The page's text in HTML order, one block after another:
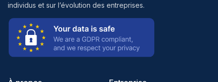
individus et sur l’évolution des entreprises.